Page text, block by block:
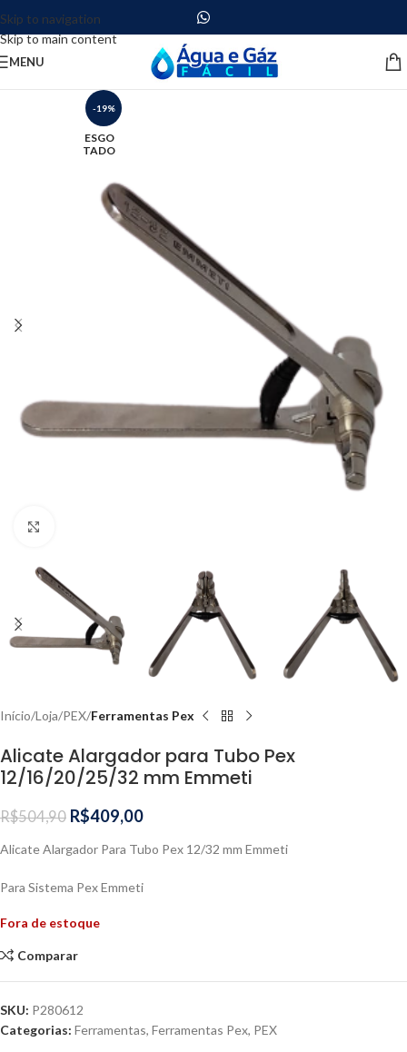
Skip to navigation
Skip to main content
MENU
-19%
ESGO
TADO
Início Loja PEX Ferramentas Pex
Alicate Alargador para Tubo Pex
12/16/20/25/32 mm Emmeti
R$504,90 R$409,00
Alicate Alargador Para Tubo Pex 12/32 mm Emmeti
Para Sistema Pex Emmeti
Fora de estoque
Comparar
SKU: P280612
Categorias: Ferramentas, Ferramentas Pex, PEX